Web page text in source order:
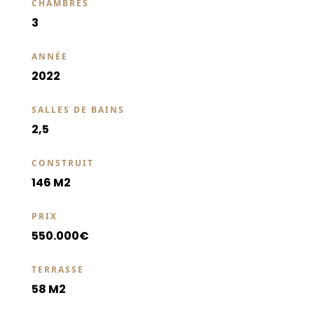
CHAMBRES
3
ANNÉE
2022
SALLES DE BAINS
2,5
CONSTRUIT
146 M2
PRIX
550.000€
TERRASSE
58 M2